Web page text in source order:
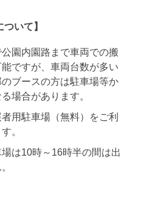
いて】
園内園路まで車両での搬
ですが、車両台数が多い
ブースの方は駐車場等か
場合があります。
用駐車場（無料）をご利
。
は10時～16時半の間は出